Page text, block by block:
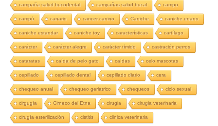
campaña salud bucodental campañas salud bucal campo
campú canario cancer canino Caniche caniche enano
caniche estandar caniche toy características cartílago
carácter carácter alegre carácter tímido castración perros
cataratas caída de pelo gato caídas celo mascotas
cepillado cepillado dental cepillado diario cera
chequeo anual chequeo geriátrico chequeos ciclo sexual
cirgugía Cirneco del Etna cirugia cirugia veterinaria
cirugía esterilización cistitis clinica veterinaria